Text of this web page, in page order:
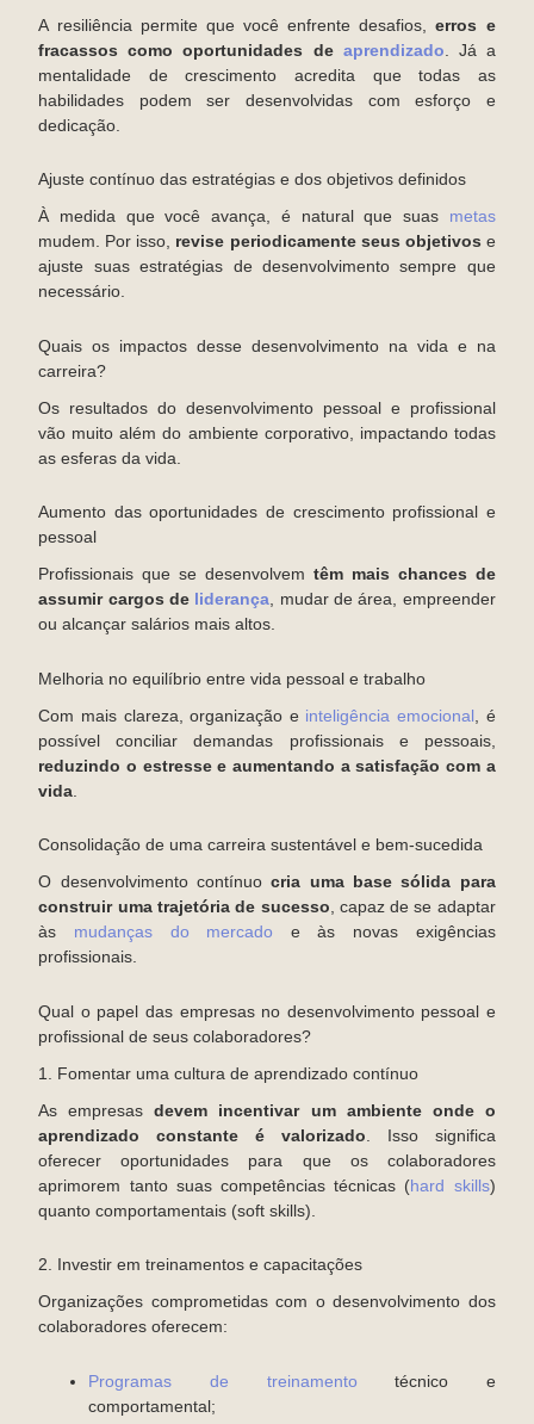
A resiliência permite que você enfrente desafios,
erros e
fracassos como oportunidades de aprendizado . Já a
mentalidade de crescimento acredita que todas as
habilidades podem ser desenvolvidas com esforço e
dedicação.
Ajuste contínuo das estratégias e dos objetivos definidos
À medida que você avança, é natural que suas metas
mudem. Por isso, revise periodicamente seus objetivos e
ajuste suas estratégias de desenvolvimento sempre que
necessário.
Quais os impactos desse desenvolvimento na vida e na
carreira?
Os resultados do desenvolvimento pessoal e profissional
vão muito além do ambiente corporativo, impactando todas
as esferas da vida.
Aumento das oportunidades de crescimento profissional e
pessoal
Profissionais que se desenvolvem têm mais chances de
assumir cargos de liderança, mudar de área, empreender
ou alcançar salários mais altos.
Melhoria no equilíbrio entre vida pessoal e trabalho
Com mais clareza, organização e inteligência emocional , é
possível conciliar demandas profissionais e pessoais,
reduzindo o estresse e aumentando a satisfação com a
vida
Consolidação de uma carreira sustentável e bem-sucedida
O desenvolvimento contínuocria uma base sólida para
construir uma trajetória de sucesso, capaz de se adaptar
às mudanças do mercado e às novas exigências
profissionais.
Qual o papel das empresas no desenvolvimento pessoal e
profissional de seus colaboradores?
1. Fomentar uma cultura de aprendizado contínuo
As empresasdevem incentivar um ambiente onde o
aprendizado constante é valorizado . Isso significa
oferecer oportunidades para que os colaboradores
aprimorem tanto suas competências técnicas (hard skills)
quanto comportamentais (soft skills).
2. Investir em treinamentos e capacitações
Organizações comprometidas com o desenvolvimento dos
colaboradores oferecem:
Programas de treinamento técnico e
comportamental;